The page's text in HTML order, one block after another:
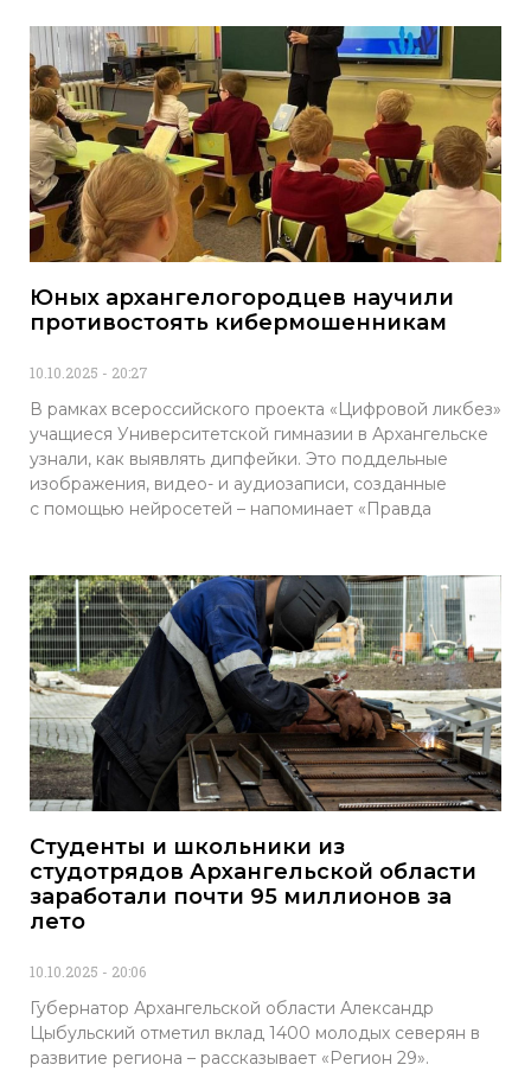
Юных архангелогородцев научили
противостоять кибермошенникам
10.10.2025 20:27
В рамках всероссийского проекта «Цифровой ликбез»
учащиеся Университетской гимназии в Архангельске
узнали, как выявлять дипфейки. Это поддельные
изображения, видео- и аудиозаписи, созданные
с помощью нейросетей – напоминает «Правда
Студенты и школьники из
студотрядов Архангельской области
заработали почти 95 миллионов за
лето
10.10.2025 20:06
Губернатор Архангельской области Александр
Цыбульский отметил вклад 1400 молодых северян в
развитие региона – рассказывает «Регион 29».